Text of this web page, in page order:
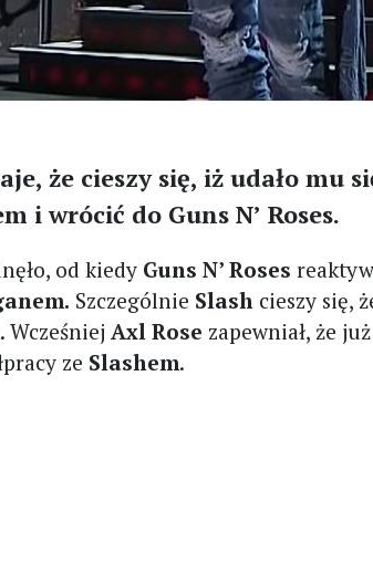
że cieszy się, iż udało mu
i wrócić do Guns N’ Roses.
od kiedy Guns N’ Roses
Szczególnie Slash cieszy się,
. Wcześniej Axl Rose zapewniał, że
ze Slashem.